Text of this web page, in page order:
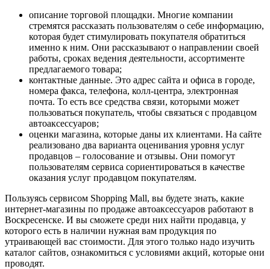
описание торговой площадки. Многие компании
стремятся рассказать пользователям о себе информацию,
которая будет стимулировать покупателя обратиться
именно к ним. Они рассказывают о направлении своей
работы, сроках ведения деятельности, ассортименте
предлагаемого товара;
контактные данные. Это адрес сайта и офиса в городе,
номера факса, телефона, колл-центра, электронная
почта. То есть все средства связи, которыми может
пользоваться покупатель, чтобы связаться с продавцом
автоаксессуаров;
оценки магазина, которые даны их клиентами. На сайте
реализовано два варианта оценивания уровня услуг
продавцов – голосование и отзывы. Они помогут
пользователям сервиса сориентироваться в качестве
оказания услуг продавцом покупателям.
Пользуясь сервисом Shopping Mall, вы будете знать, какие
интернет-магазины по продаже автоаксессуаров работают в
Воскресенске. И вы сможете среди них найти продавца, у
которого есть в наличии нужная вам продукция по
утраивающей вас стоимости. Для этого только надо изучить
каталог сайтов, ознакомиться с условиями акций, которые они
проводят.